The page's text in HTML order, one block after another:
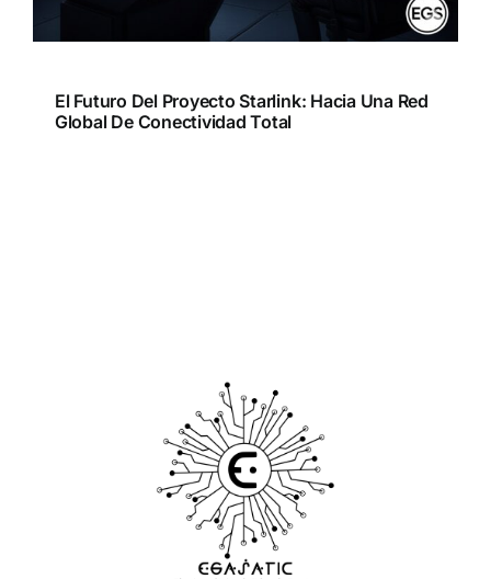
El Futuro Del Proyecto Starlink: Hacia Una Red
Global De Conectividad Total